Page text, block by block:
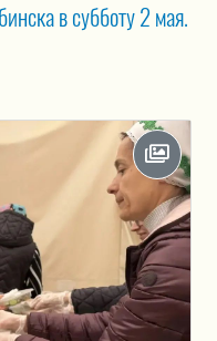
в субботу 2 мая.